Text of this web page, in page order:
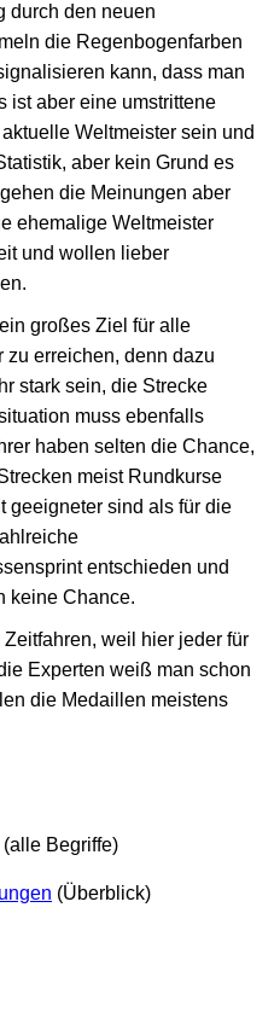
durch den neuen
die Regenbogenfarben
kann, dass man
ist aber eine umstrittene
Weltmeister sein und
aber kein Grund es
die Meinungen aber
ehemalige Weltmeister
und wollen lieber
großes Ziel für alle
zu erreichen, denn dazu
stark sein, die Strecke
muss ebenfalls
haben selten die Chance,
meist Rundkurse
geeigneter sind als für die
entschieden und
keine Chance.
weil hier jeder für
Experten weiß man schon
die Medaillen meistens
(alle Begriffe)
(Überblick)